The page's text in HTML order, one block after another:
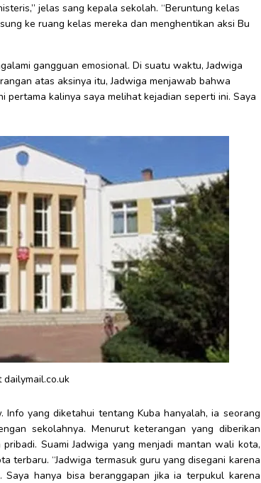
jelas sang kepala sekolah. “Beruntung kelas
ke ruang kelas mereka dan menghentikan aksi Bu
gangguan emosional. Di suatu waktu, Jadwiga
atas aksinya itu, Jadwiga menjawab bahwa
pertama kalinya saya melihat kejadian seperti ini. Saya
dailymail.co.uk
yang diketahui tentang Kuba hanyalah, ia seorang
sekolahnya. Menurut keterangan yang diberikan
Suami Jadwiga yang menjadi mantan wali kota,
terbaru. “Jadwiga termasuk guru yang disegani karena
hanya bisa beranggapan jika ia terpukul karena